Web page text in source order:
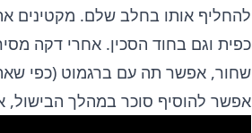
להחליף אותו בחלב שלם. מקטינים
כפית וגם בחוד הסכין. אחרי דקה
שחור, אפשר תה עם ברגמוט (כפי
אפשר להוסיף סוכר במהלך